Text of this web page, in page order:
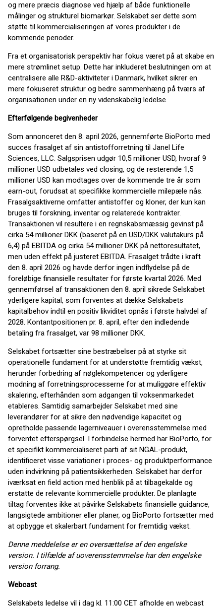
og mere præcis diagnose ved hjælp af både funktionelle
målinger og strukturel biomarkør. Selskabet ser dette som
støtte til kommercialiseringen af vores produkter i de
kommende perioder.
Fra et organisatorisk perspektiv har fokus været på at skabe en
mere strømlinet setup. Dette har inkluderet beslutningen om at
centralisere alle R&D-aktiviteter i Danmark, hvilket sikrer en
mere fokuseret struktur og bedre sammenhæng på tværs af
organisationen under en ny videnskabelig ledelse.
Efterfølgende begivenheder
Som annonceret den 8. april 2026, gennemførte BioPorto med
succes frasalget af sin antistofforretning til Janel Life
Sciences, LLC. Salgsprisen udgør 10,5 millioner USD, hvoraf 9
millioner USD udbetales ved closing, og de resterende 1,5
millioner USD kan modtages over de kommende tre år som
earn-out, forudsat at specifikke kommercielle milepæle nås.
Frasalgsaktiverne omfatter antistoffer og kloner, der kun kan
bruges til forskning, inventar og relaterede kontrakter.
Transaktionen vil resultere i en regnskabsmæssig gevinst på
cirka 54 millioner DKK (baseret på en USD/DKK valutakurs på
6,4) på EBITDA og cirka 54 millioner DKK på nettoresultatet,
men uden effekt på justeret EBITDA. Frasalget trådte i kraft
den 8. april 2026 og havde derfor ingen indflydelse på de
foreløbige finansielle resultater for første kvartal 2026. Med
gennemførsel af transaktionen den 8. april sikrede Selskabet
yderligere kapital, som forventes at dække Selskabets
kapitalbehov indtil en positiv likviditet opnås i første halvdel af
2028. Kontantpositionen pr. 8. april, efter den indledende
betaling fra frasalget, var 98 millioner DKK.
Selskabet fortsætter sine bestræbelser på at styrke sit
operationelle fundament for at understøtte fremtidig vækst,
herunder forbedring af nøglekompetencer og yderligere
modning af forretningsprocesserne for at muliggøre effektiv
skalering, efterhånden som adgangen til voksenmarkedet
etableres. Samtidig samarbejder Selskabet med sine
leverandører for at sikre den nødvendige kapacitet og
opretholde passende lagerniveauer i overensstemmelse med
forventet efterspørgsel. I forbindelse hermed har BioPorto, for
et specifikt kommercialiseret parti af sit NGAL-produkt,
identificeret visse variationer i proces- og produktperformance
uden indvirkning på patientsikkerheden. Selskabet har derfor
iværksat en field action med henblik på at tilbagekalde og
erstatte de relevante kommercielle produkter. De planlagte
tiltag forventes ikke at påvirke Selskabets finansielle guidance,
langsigtede ambitioner eller planer, og BioPorto fortsætter med
at opbygge et skalerbart fundament for fremtidig vækst.
Denne meddelelse er en oversættelse af den engelske
version. I tilfælde af uoverensstemmelse har den engelske
version forrang.
Webcast
Selskabets ledelse vil i dag kl. 11:00 CET afholde en webcast